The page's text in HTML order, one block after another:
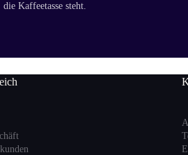
die Kaffeetasse steht.